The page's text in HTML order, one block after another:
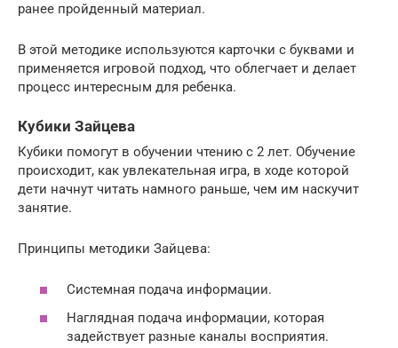
ранее пройденный материал.
В этой методике используются карточки с буквами и
применяется игровой подход, что облегчает и делает
процесс интересным для ребенка.
Кубики Зайцева
Кубики помогут в обучении чтению с 2 лет. Обучение
происходит, как увлекательная игра, в ходе которой
дети начнут читать намного раньше, чем им наскучит
занятие.
Принципы методики Зайцева:
Системная подача информации.
Наглядная подача информации, которая
задействует разные каналы восприятия.